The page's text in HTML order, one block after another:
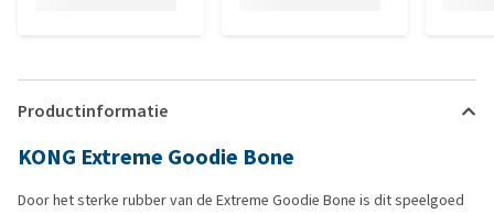
Productinformatie
KONG Extreme Goodie Bone
Door het sterke rubber van de Extreme Goodie Bone is dit speelgoed